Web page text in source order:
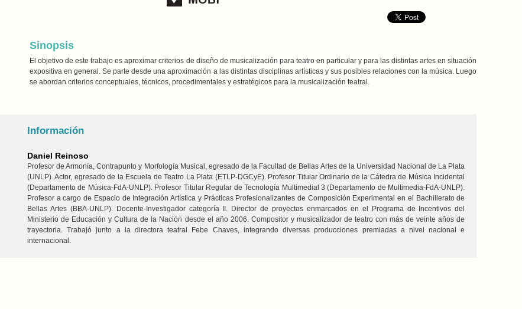
Sinopsis
El objetivo de este trabajo es aproximar criterios de diseño de musicalización para teatro en particular y para las distintas artes en situación
expositiva en general. Se parte desde una aproximación a las distintas disciplinas artísticas y sus posibles relaciones con la música. Luego
se abordan criterios conceptuales, técnicos, procedimentales y estratégicos para la musicalización teatral.
Información
Daniel Reinoso
Profesor de Armonía, Contrapunto y Morfología Musical, egresado de la Facultad de Bellas Artes de la Universidad Nacional de La Plata
(UNLP). Actor, egresado de la Escuela de Teatro La Plata (ETLP-DGCyE). Profesor Titular Ordinario de la Cátedra de Música Incidental
(Departamento de Música-FdA-UNLP). Profesor Titular Regular de Tecnología Multimedial 3 (Departamento de Multimedia-FdA-UNLP).
Profesor a cargo de Espacio de Integración Artística y Prácticas Profesionalizantes de Composición Experimental en el Bachillerato de
Bellas Artes (BBA-UNLP). Docente-Investigador categoría II. Director de proyectos enmarcados en el Programa de Incentivos del
Ministerio de Educación y Cultura de la Nación desde el año 2006. Compositor y musicalizador de teatro con más de veinte años de
trayectoria. Trabajó junto a la directora teatral Febe Chaves, integrando diversas producciones premiadas a nivel nacional e
internacional.